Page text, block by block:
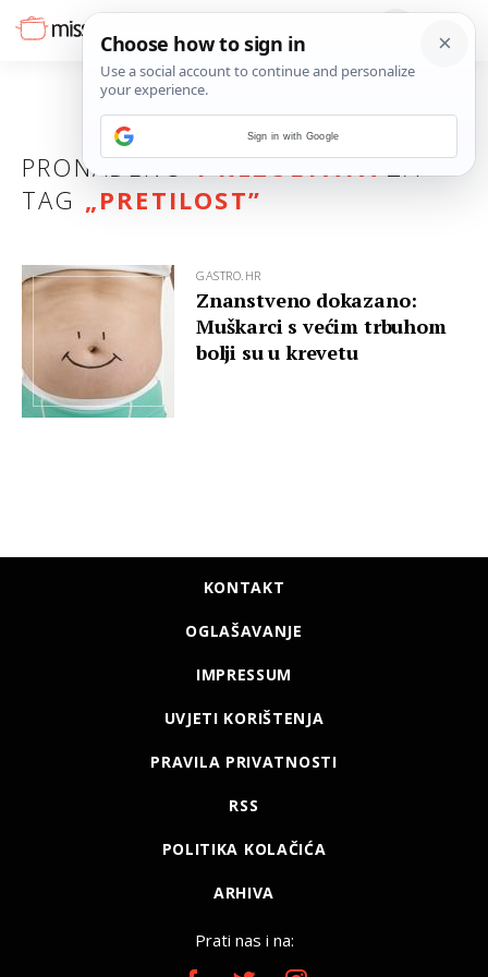
PRONAĐENO1 REZULTATAZA
TAG „PRETILOST”
GASTRO.HR
Znanstveno dokazano:
Muškarci s većim trbuhom
bolji su u krevetu
KONTAKT
OGLAŠAVANJE
IMPRESSUM
UVJETI KORIŠTENJA
PRAVILA PRIVATNOSTI
RSS
POLITIKA KOLAČIĆA
ARHIVA
Prati nas i na:
Sign in with Google